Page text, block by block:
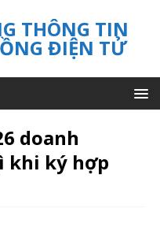
THÔNG TIN
ĐIỆN TỬ
doanh
khi ký hợp